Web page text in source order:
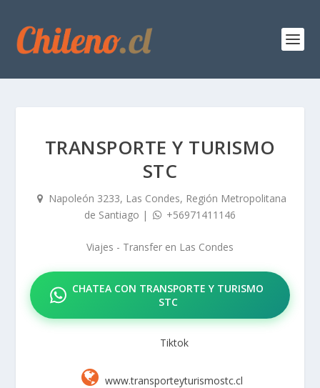
TRANSPORTE Y TURISMO
STC
Napoleón 3233, Las Condes, Región Metropolitana
de Santiago | +56971411146
Viajes - Transfer en Las Condes
CHATEA CON TRANSPORTE Y TURISMO
STC
Tiktok
www.transporteyturismostc.cl